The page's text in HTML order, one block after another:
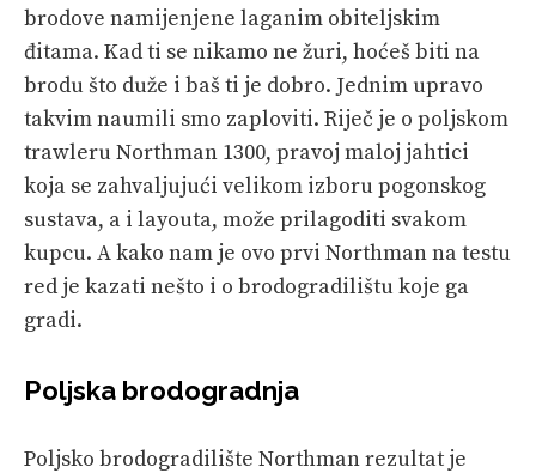
brodove namijenjene laganim obiteljskim
đitama. Kad ti se nikamo ne žuri, hoćeš biti na
brodu što duže i baš ti je dobro. Jednim upravo
takvim naumili smo zaploviti. Riječ je o poljskom
trawleru Northman 1300, pravoj maloj jahtici
koja se zahvaljujući velikom izboru pogonskog
sustava, a i layouta, može prilagoditi svakom
kupcu. A kako nam je ovo prvi Northman na testu
red je kazati nešto i o brodogradilištu koje ga
gradi.
Poljska brodogradnja
Poljsko brodogradilište Northman rezultat je